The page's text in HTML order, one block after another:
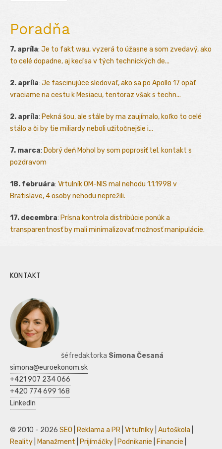
Poradňa
7. apríla: Je to fakt wau, vyzerá to úžasne a som zvedavý, ako
to celé dopadne, aj keď sa v tých technických de...
2. apríla: Je fascinujúce sledovať, ako sa po Apollo 17 opäť
vraciame na cestu k Mesiacu, tentoraz však s techn...
2. apríla: Pekná šou, ale stále by ma zaujímalo, koľko to celé
stálo a či by tie miliardy neboli užitočnejšie i...
7. marca: Dobrý deň Mohol by som poprosiť tel. kontakt s
pozdravom
18. februára: Vrtulník OM-NIS mal nehodu 1.1.1998 v
Bratislave, 4 osoby nehodu neprežili.
17. decembra: Prísna kontrola distribúcie ponúk a
transparentnosť by mali minimalizovať možnosť manipulácie.
KONTAKT
šéfredaktorka Simona Česaná
simona@euroekonom.sk
+421 907 234 066
+420 774 699 168
LinkedIn
© 2010 - 2026 SEO Reklama a PR Vrtuľníky Autoškola
Reality
Manažment Prijímáčky Podnikanie Financie